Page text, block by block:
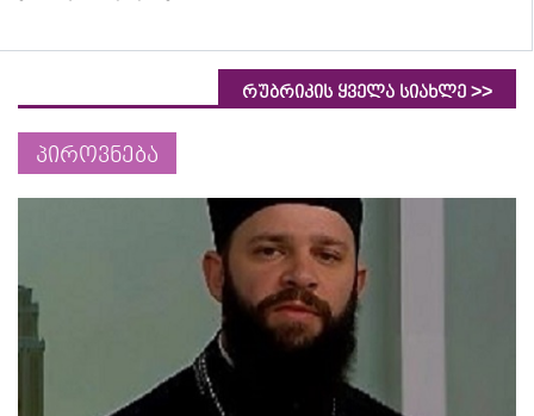
რუბრიკის ყველა სიახლე >>
პიროვნება